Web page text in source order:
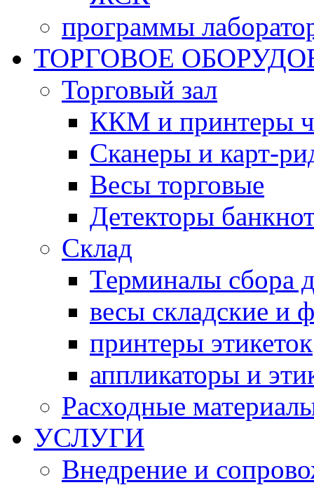
программы
ТОРГОВОЕ
Торговый зал
ККМ и принтеры
Сканеры и карт-
Весы торговые
Детекторы
Склад
Терминалы сбора
весы складские и
принтеры этикеток
аппликаторы и
Расходные
УСЛУГИ
Внедрение и